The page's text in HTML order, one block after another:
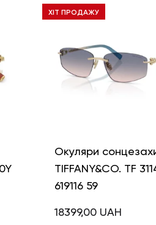
ХІТ ПРОДАЖУ
Окуляри
TIFFANY&CO. TF
619116 59
18399,00 UAH